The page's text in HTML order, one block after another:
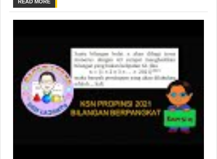
READ MORE